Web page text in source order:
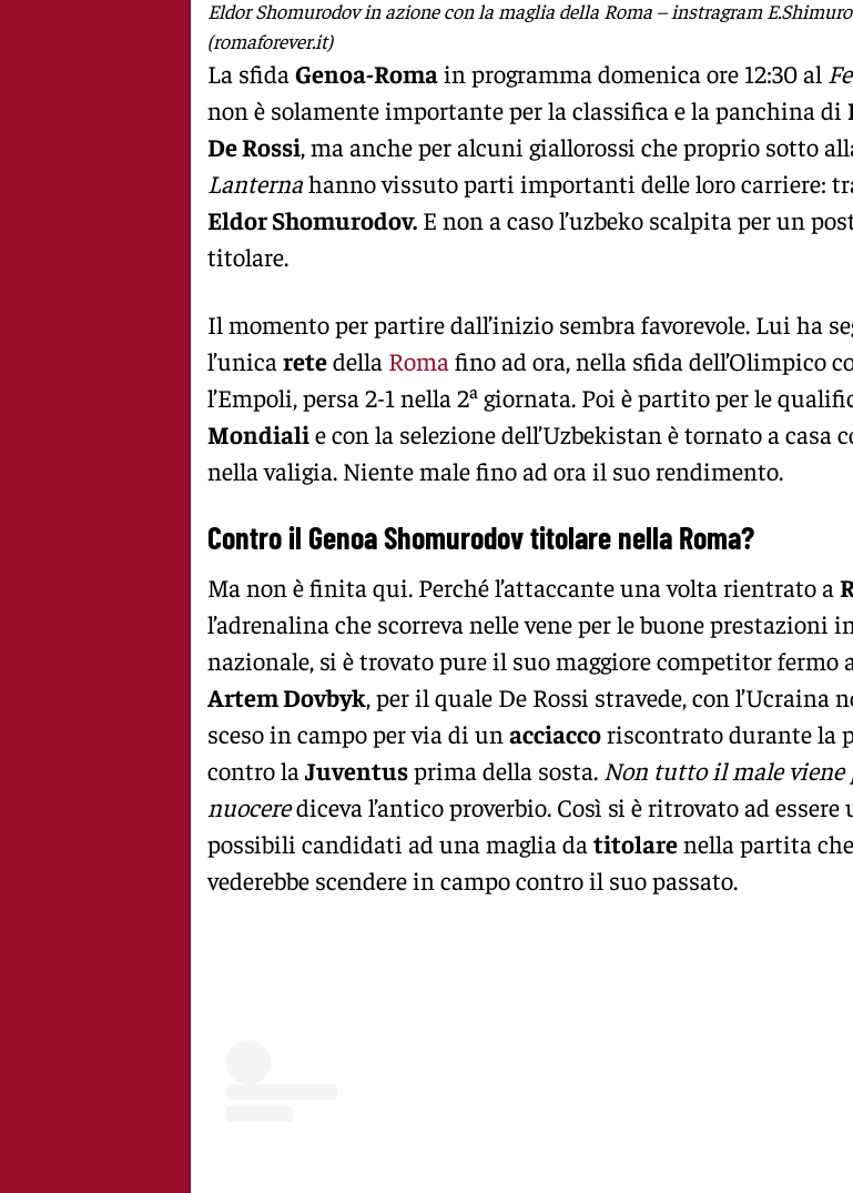
Eldor Shomurodov in azione con la maglia della Roma – instragram
(romaforever.it)
La sfida Genoa-Romain programma domenica ore 12:30 al
non è solamente importante per la classifica e la panchina di
De Rossi, ma anche per alcuni giallorossi che proprio sotto
Lanternahanno vissuto parti importanti delle loro carriere:
Eldor Shomurodov. E non a caso l’uzbeko scalpita per un
titolare.
Il momento per partire dall’inizio sembra favorevole. Lui ha
l’unica retedella Roma fino ad ora, nella sfida dell’Olimpico
l’Empoli, persa 2-1 nella 2ª giornata. Poi è partito per le
Mondialie con la selezione dell’Uzbekistan è tornato a casa
nella valigia. Niente male fino ad ora il suo rendimento.
Contro il Genoa Shomurodov titolare nella Roma?
Ma non è finita qui. Perché l’attaccante una volta rientrato a
l’adrenalina che scorreva nelle vene per le buone prestazioni
nazionale, si è trovato pure il suo maggiore competitor fermo
Artem Dovbyk, per il quale De Rossi stravede, con l’Ucraina
sceso in campo per via di un acciaccoriscontrato durante la
contro la Juventusprima della sosta. Non tutto il male viene
nuocerediceva l’antico proverbio. Così si è ritrovato ad essere
possibili candidati ad una maglia da titolarenella partita
vederebbe scendere in campo contro il suo passato.